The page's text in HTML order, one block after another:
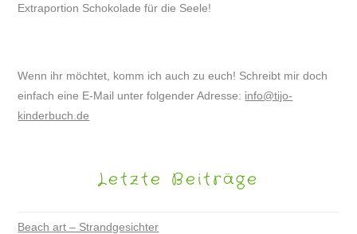
Extraportion Schokolade für die Seele!
Wenn ihr möchtet, komm ich auch zu euch! Schreibt mir doch
einfach eine E-Mail unter folgender Adresse: info@tijo-
kinderbuch.de
Letzte Beiträge
Beach art – Strandgesichter